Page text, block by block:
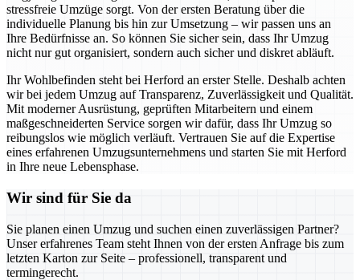
stressfreie Umzüge sorgt. Von der ersten Beratung über die
individuelle Planung bis hin zur Umsetzung – wir passen uns an
Ihre Bedürfnisse an. So können Sie sicher sein, dass Ihr Umzug
nicht nur gut organisiert, sondern auch sicher und diskret abläuft.
Ihr Wohlbefinden steht bei Herford an erster Stelle. Deshalb achten
wir bei jedem Umzug auf Transparenz, Zuverlässigkeit und Qualität.
Mit moderner Ausrüstung, geprüften Mitarbeitern und einem
maßgeschneiderten Service sorgen wir dafür, dass Ihr Umzug so
reibungslos wie möglich verläuft. Vertrauen Sie auf die Expertise
eines erfahrenen Umzugsunternehmens und starten Sie mit Herford
in Ihre neue Lebensphase.
Wir sind für Sie da
Sie planen einen Umzug und suchen einen zuverlässigen Partner?
Unser erfahrenes Team steht Ihnen von der ersten Anfrage bis zum
letzten Karton zur Seite – professionell, transparent und
termingerecht.